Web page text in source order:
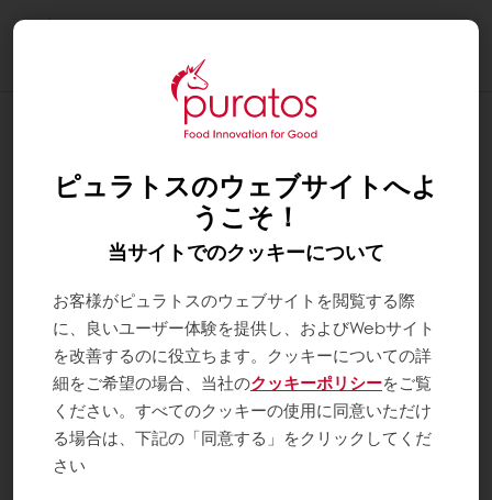
ピュラトスのウェブサイトへよ
うこそ！
当サイトでのクッキーについて
お客様がピュラトスのウェブサイトを閲覧する際
に、良いユーザー体験を提供し、およびWebサイト
を改善するのに役立ちます。クッキーについての詳
細をご希望の場合、当社のクッキーポリシーをご覧
ください。すべてのクッキーの使用に同意いただけ
る場合は、下記の「同意する」をクリックしてくだ
さい